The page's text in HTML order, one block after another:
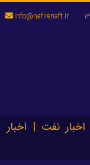
info@nafirenaft.ir
نفت | اخبار